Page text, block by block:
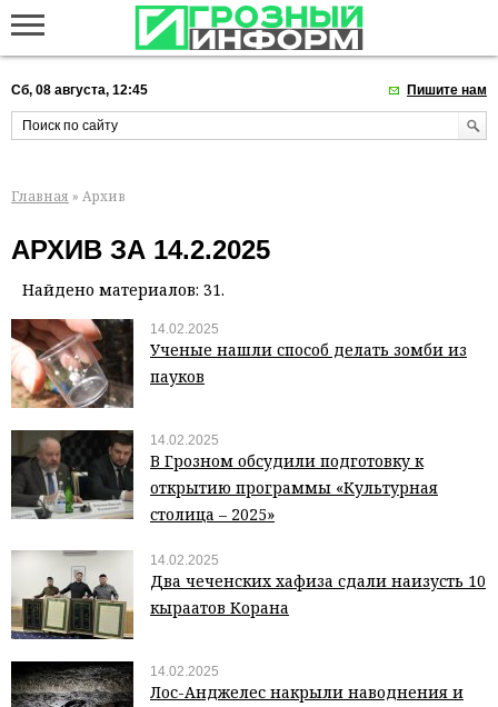
Сб, 08 августа, 12:45 Пишите нам
Главная » Архив
АРХИВ ЗА 14.2.2025
Найдено материалов: 31.
14.02.2025
Ученые нашли способ делать зомби из
пауков
14.02.2025
В Грозном обсудили подготовку к
открытию программы «Культурная
столица – 2025»
14.02.2025
Два чеченских хафиза сдали наизусть 10
кыраатов Корана
14.02.2025
Лос-Анджелес накрыли наводнения и